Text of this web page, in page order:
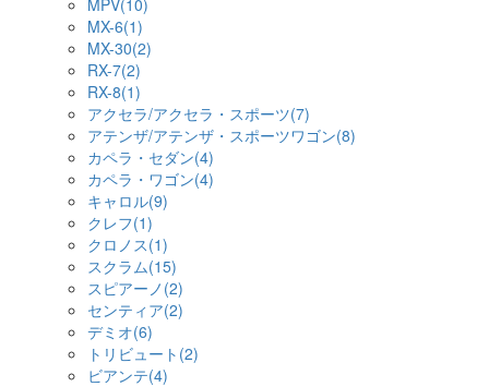
MPV(10)
MX-6(1)
MX-30(2)
RX-7(2)
RX-8(1)
アクセラ/アクセラ・スポーツ(7)
アテンザ/アテンザ・スポーツワゴン(8)
カペラ・セダン(4)
カペラ・ワゴン(4)
キャロル(9)
クレフ(1)
クロノス(1)
スクラム(15)
スピアーノ(2)
センティア(2)
デミオ(6)
トリビュート(2)
ビアンテ(4)